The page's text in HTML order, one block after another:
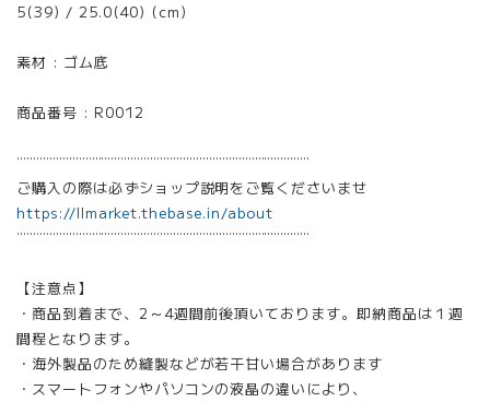
5(39) / 25.0(40) (cm)
素材 : ゴム底
商品番号 : R0012
¨¨¨¨¨¨¨¨¨¨¨¨¨¨¨¨¨¨¨¨¨¨¨¨¨¨¨¨¨¨¨¨¨¨¨¨¨¨¨¨¨¨¨¨¨
ご購入の際は必ずショップ説明をご覧くださいませ
https://llmarket.thebase.in/about
¨¨¨¨¨¨¨¨¨¨¨¨¨¨¨¨¨¨¨¨¨¨¨¨¨¨¨¨¨¨¨¨¨¨¨¨¨¨¨¨¨¨¨¨¨
【注意点】
・商品到着まで、2～4週間前後頂いております。即納商品は１週
間程となります。
・海外製品のため縫製などが若干甘い場合があります
・スマートフォンやパソコンの液晶の違いにより、